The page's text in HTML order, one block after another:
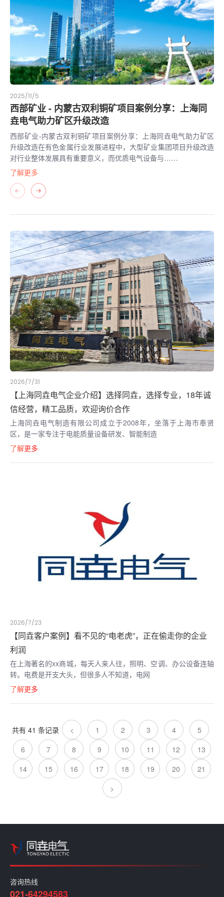
2025/11/5
西部矿业 - 内蒙古双利铜矿项目案例分享：上海同
垚电气助力矿区升级改造
西部矿业-内蒙古双利铜矿项目案例分享：上海同垚电气助力矿区
升级改造在有色金属行业发展进程中，大型矿业集团项目升级改造
对行业整体发展具有重要意义，而优质电气设备与……
了解更多
2026/7/31
【上海同垚电气企业介绍】选择同垚，选择专业，18年诚
信经营，精工品质，欢迎询价合作
上海同垚电气制造有限公司成立于2008年，坐落于上海市奉贤
区，是一家专注于电能质量设备研发、智能制造
了解更多
2026/7/23
【同垚客户案例】看不见的“电老虎”，正在偷走你的企业
利润
在上海著名的xx商城，每天人来人往，照明、空调、办公设备连轴
转。电费是开支大头，但很多人不知道，电网
了解更多
共有 41 条记录 < 1 2 3 4
5
6
7 8 9 10 11 12
13
14
15 16 17 18 19 20
21
>
咨询热线
021-64294583